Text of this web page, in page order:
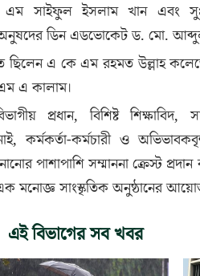
এম সাইফুল ইসলাম খান এবং
ডিন এডভোকেট ড. মো. আব্দুল
ছিলেন এ কে এম রহমত উল্লাহ
এ কালাম।
প্রধান, বিশিষ্ট শিক্ষাবিদ,
কর্মকর্তা-কর্মচারী ও
পাশাপাশি সম্মাননা ক্রেস্ট প্রদান
এক মনোজ্ঞ সাংস্কৃতিক অনুষ্ঠানের
এই বিভাগের সব খবর